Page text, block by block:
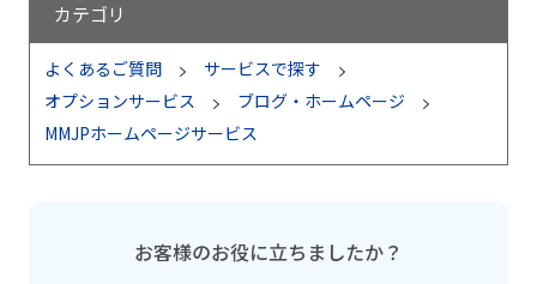
カテゴリ
よくあるご質問
サービスで探す
オプションサービス
ブログ・ホームページ
MMJPホームページサービス
お客様のお役に立ちましたか？